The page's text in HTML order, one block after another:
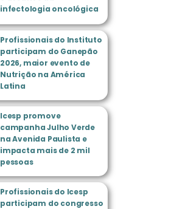
infectologia oncológica
Profissionais do Instituto
participam do Ganepão
2026, maior evento de
Nutrição na América
Latina
Icesp promove
campanha Julho Verde
na Avenida Paulista e
impacta mais de 2 mil
pessoas
Profissionais do Icesp
participam do congresso